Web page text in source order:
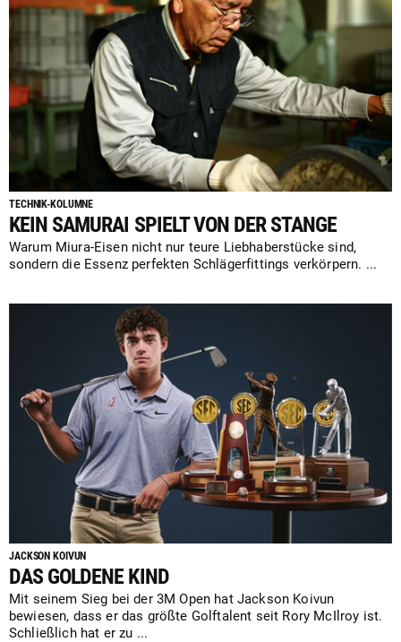
TECHNIK-KOLUMNE
KEIN SAMURAI SPIELT VON DER STANGE
Warum Miura-Eisen nicht nur teure Liebhaberstücke sind,
sondern die Essenz perfekten Schlägerfittings verkörpern. ...
JACKSON KOIVUN
DAS GOLDENE KIND
Mit seinem Sieg bei der 3M Open hat Jackson Koivun
bewiesen, dass er das größte Golftalent seit Rory McIlroy ist.
Schließlich hat er zu ...